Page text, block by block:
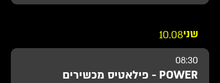
שני10.08
08:30
POWER - פילאטיס מכשירים